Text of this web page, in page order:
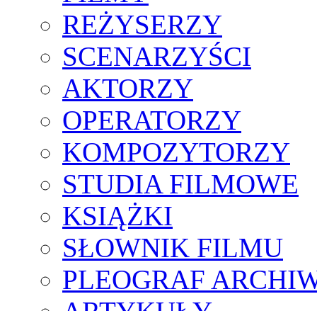
REŻYSERZY
SCENARZYŚCI
AKTORZY
OPERATORZY
KOMPOZYTORZY
STUDIA FILMOWE
KSIĄŻKI
SŁOWNIK FILMU
PLEOGRAF